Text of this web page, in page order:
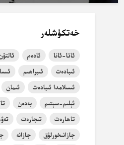
خەتكۈشلەر
ئاتا-ئانا ئادەم
ئىبادەت
ئىبراھىم
ئىسلامدا ئىبادەت
ئىمان
ئېلىم-سېتىم
بەدەن
تاھارەت
تىجارەت
جازانىخورلۇق
جازانە